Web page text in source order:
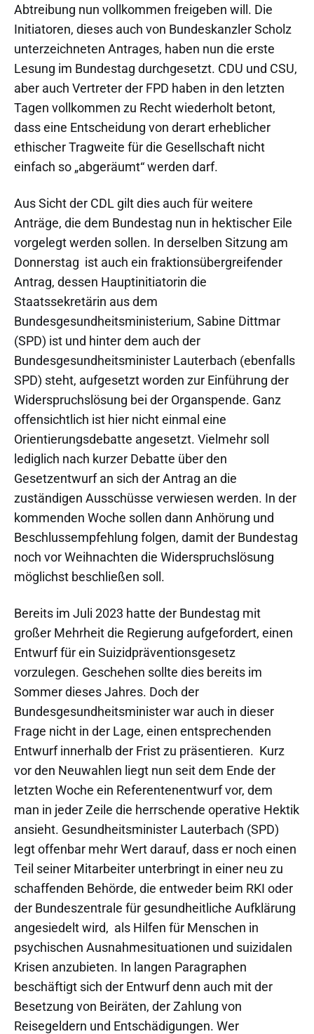
Abtreibung nun vollkommen freigeben will. Die
Initiatoren, dieses auch von Bundeskanzler Scholz
unterzeichneten Antrages, haben nun die erste
Lesung im Bundestag durchgesetzt. CDU und CSU,
aber auch Vertreter der FPD haben in den letzten
Tagen vollkommen zu Recht wiederholt betont,
dass eine Entscheidung von derart erheblicher
ethischer Tragweite für die Gesellschaft nicht
einfach so „abgeräumt“ werden darf.
Aus Sicht der CDL gilt dies auch für weitere
Anträge, die dem Bundestag nun in hektischer Eile
vorgelegt werden sollen. In derselben Sitzung am
Donnerstag ist auch ein fraktionsübergreifender
Antrag, dessen Hauptinitiatorin die
Staatssekretärin aus dem
Bundesgesundheitsministerium, Sabine Dittmar
(SPD) ist und hinter dem auch der
Bundesgesundheitsminister Lauterbach (ebenfalls
SPD) steht, aufgesetzt worden zur Einführung der
Widerspruchslösung bei der Organspende. Ganz
offensichtlich ist hier nicht einmal eine
Orientierungsdebatte angesetzt. Vielmehr soll
lediglich nach kurzer Debatte über den
Gesetzentwurf an sich der Antrag an die
zuständigen Ausschüsse verwiesen werden. In der
kommenden Woche sollen dann Anhörung und
Beschlussempfehlung folgen, damit der Bundestag
noch vor Weihnachten die Widerspruchslösung
möglichst beschließen soll.
Bereits im Juli 2023 hatte der Bundestag mit
großer Mehrheit die Regierung aufgefordert, einen
Entwurf für ein Suizidpräventionsgesetz
vorzulegen. Geschehen sollte dies bereits im
Sommer dieses Jahres. Doch der
Bundesgesundheitsminister war auch in dieser
Frage nicht in der Lage, einen entsprechenden
Entwurf innerhalb der Frist zu präsentieren. Kurz
vor den Neuwahlen liegt nun seit dem Ende der
letzten Woche ein Referentenentwurf vor, dem
man in jeder Zeile die herrschende operative Hektik
ansieht. Gesundheitsminister Lauterbach (SPD)
legt offenbar mehr Wert darauf, dass er noch einen
Teil seiner Mitarbeiter unterbringt in einer neu zu
schaffenden Behörde, die entweder beim RKI oder
der Bundeszentrale für gesundheitliche Aufklärung
angesiedelt wird, als Hilfen für Menschen in
psychischen Ausnahmesituationen und suizidalen
Krisen anzubieten. In langen Paragraphen
beschäftigt sich der Entwurf denn auch mit der
Besetzung von Beiräten, der Zahlung von
Reisegeldern und Entschädigungen. Wer